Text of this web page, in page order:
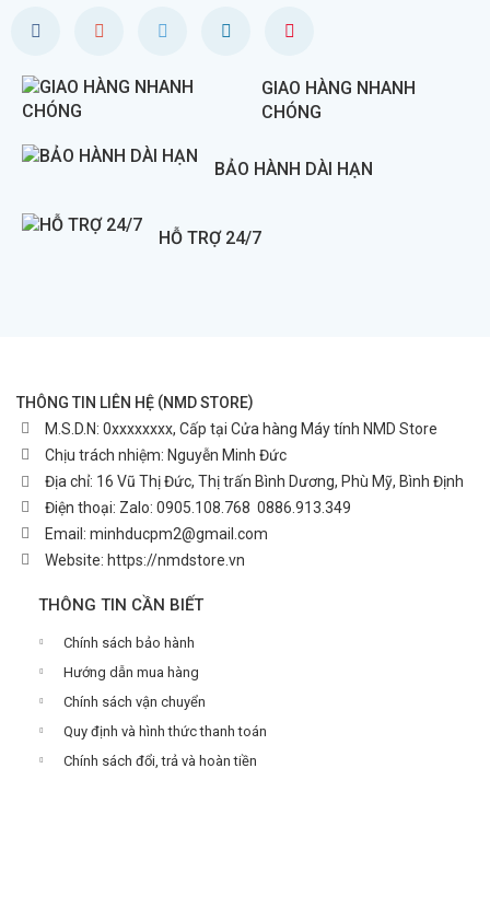
GIAO HÀNG NHANH
CHÓNG
BẢO HÀNH DÀI HẠN
HỖ TRỢ 24/7
THÔNG TIN LIÊN HỆ (NMD STORE)
M.S.D.N: 0xxxxxxxx, Cấp tại Cửa hàng Máy tính NMD Store
Chịu trách nhiệm: Nguyễn Minh Đức
Địa chỉ: 16 Vũ Thị Đức, Thị trấn Bình Dương, Phù Mỹ, Bình Định
Điện thoại: Zalo: 0905.108.768 0886.913.349
Email: minhducpm2@gmail.com
Website: https://nmdstore.vn
THÔNG TIN CẦN BIẾT
Chính sách bảo hành
Hướng dẫn mua hàng
Chính sách vận chuyển
Quy định và hình thức thanh toán
Chính sách đổi, trả và hoàn tiền